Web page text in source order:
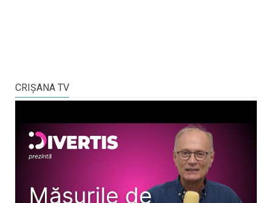
CRIŞANA TV